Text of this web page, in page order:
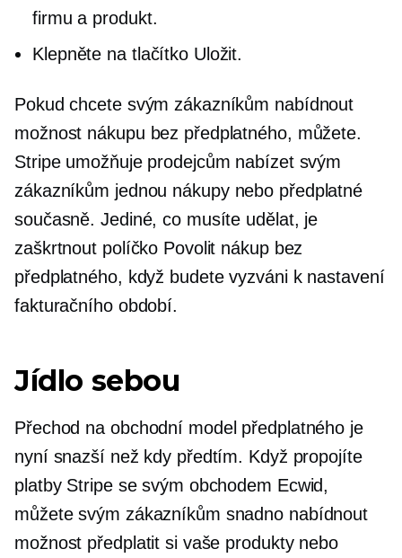
firmu a produkt.
Klepněte na tlačítko Uložit.
Pokud chcete svým zákazníkům nabídnout
možnost nákupu bez předplatného, ​​můžete.
Stripe umožňuje prodejcům nabízet svým
zákazníkům jednou nákupy nebo předplatné
současně. Jediné, co musíte udělat, je
zaškrtnout políčko Povolit nákup bez
předplatného, ​​když budete vyzváni k nastavení
fakturačního období.
Jídlo sebou
Přechod na obchodní model předplatného je
nyní snazší než kdy předtím. Když propojíte
platby Stripe se svým obchodem Ecwid,
můžete svým zákazníkům snadno nabídnout
možnost předplatit si vaše produkty nebo